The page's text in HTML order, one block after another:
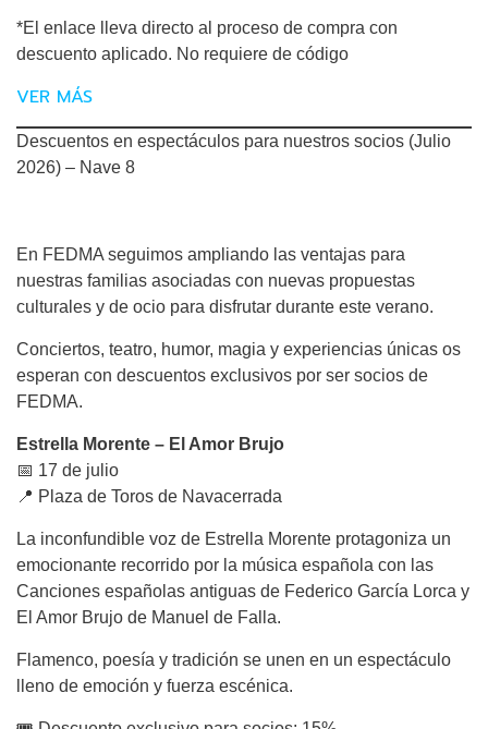
*El enlace lleva directo al proceso de compra con
descuento aplicado. No requiere de código
VER MÁS
Descuentos en espectáculos para nuestros socios (Julio
2026) – Nave 8
En FEDMA seguimos ampliando las ventajas para
nuestras familias asociadas con nuevas propuestas
culturales y de ocio para disfrutar durante este verano.
Conciertos, teatro, humor, magia y experiencias únicas os
esperan con descuentos exclusivos por ser socios de
FEDMA.
Estrella Morente – El Amor Brujo
📅 17 de julio
📍 Plaza de Toros de Navacerrada
La inconfundible voz de Estrella Morente protagoniza un
emocionante recorrido por la música española con las
Canciones españolas antiguas de Federico García Lorca y
El Amor Brujo de Manuel de Falla.
Flamenco, poesía y tradición se unen en un espectáculo
lleno de emoción y fuerza escénica.